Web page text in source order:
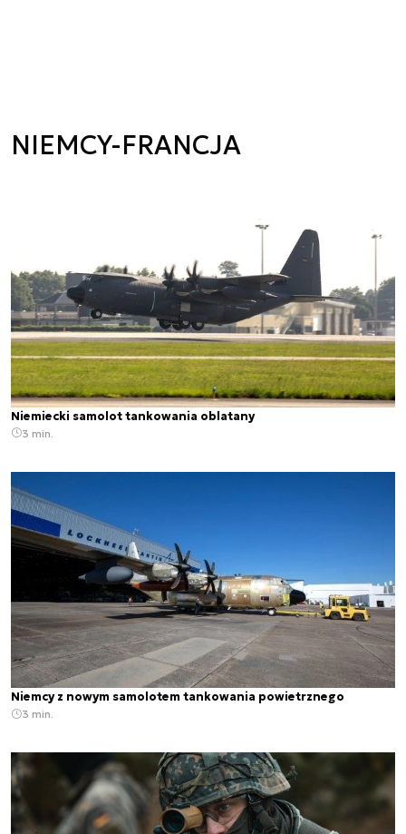
NIEMCY-FRANCJA
Niemiecki samolot tankowania oblatany
3 min.
Niemcy z nowym samolotem tankowania powietrznego
3 min.